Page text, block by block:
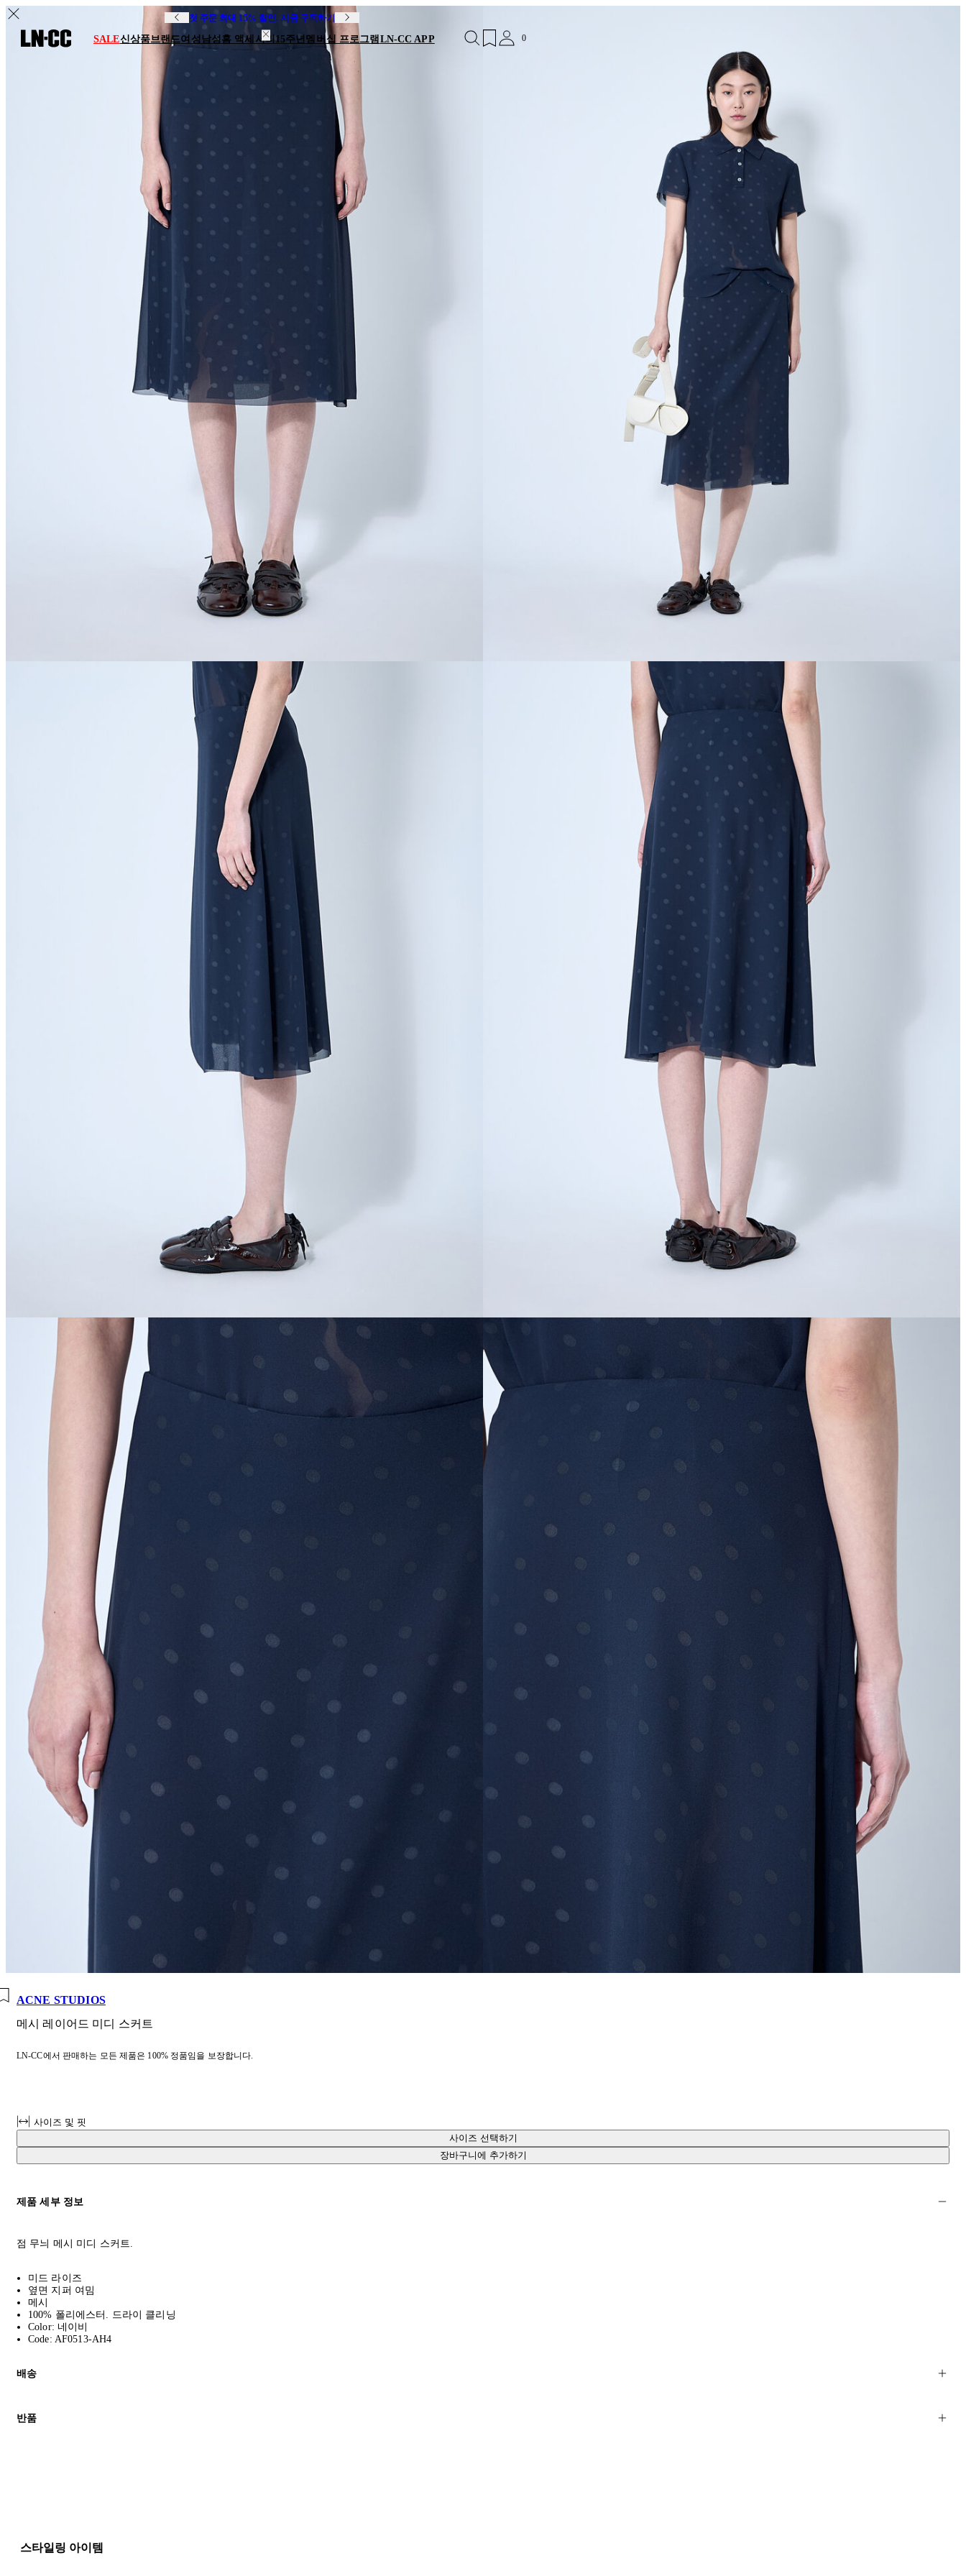
첫 주문 최대 15% 할인. 지금 구독하기
SALE신상품브랜드여성 남성홈 액세서리 15주년 멤버십 프로그램 LN-CC APP 0
ACNE STUDIOS
메시 레이어드 미디 스커트
LN-CC에서 판매하는 모든 제품은 100% 정품임을 보장합니다.
사이즈 및 핏
사이즈 선택하기
장바구니에 추가하기
제품 세부 정보
점 무늬 메시 미디 스커트.
미드 라이즈
옆면 지퍼 여밈
메시
100% 폴리에스터. 드라이 클리닝
Color: 네이비
Code: AF0513-AH4
배송
고객님의 위치에 따라 일반 배송과 익스프레스 배송을 제공합니다.
반품
반품 정책에 대한 자세한 내용은
스타일링 아이템